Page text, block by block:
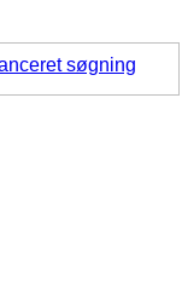
søgning